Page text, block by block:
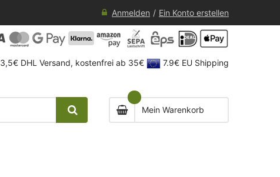
Anmelden Ein Konto erstellen
3,5€ DHL Versand, kostenfrei ab 35€ 7.9€ EU Shipping
Mein Warenkorb